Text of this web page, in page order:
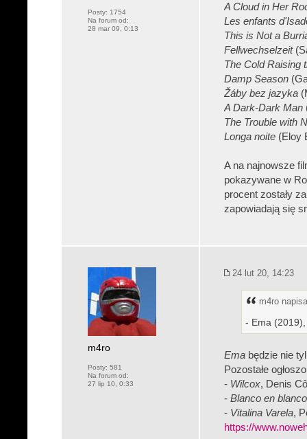
Posty: 1754
Na forum od:
28 mar 09, 0:13
A Cloud in Her
Les enfants
This is Not a
Fellwechselzeit
The Cold Raising
Damp Season
Žáby bez jazyka
A Dark-Dark Man
The Trouble with
Longa noite (Eloy
A na najnowsze
pokazywane w
procent zostały
zapowiadają się
m4ro
Posty: 581
Na forum od:
27 lip 10, 0:33
24 lut 20, 14:23
m4ro
- Ema
Ema będzie nie
Pozostałe
- Wilcox, Denis
-Blanco en blanco
- Vitalina Varela,
https://